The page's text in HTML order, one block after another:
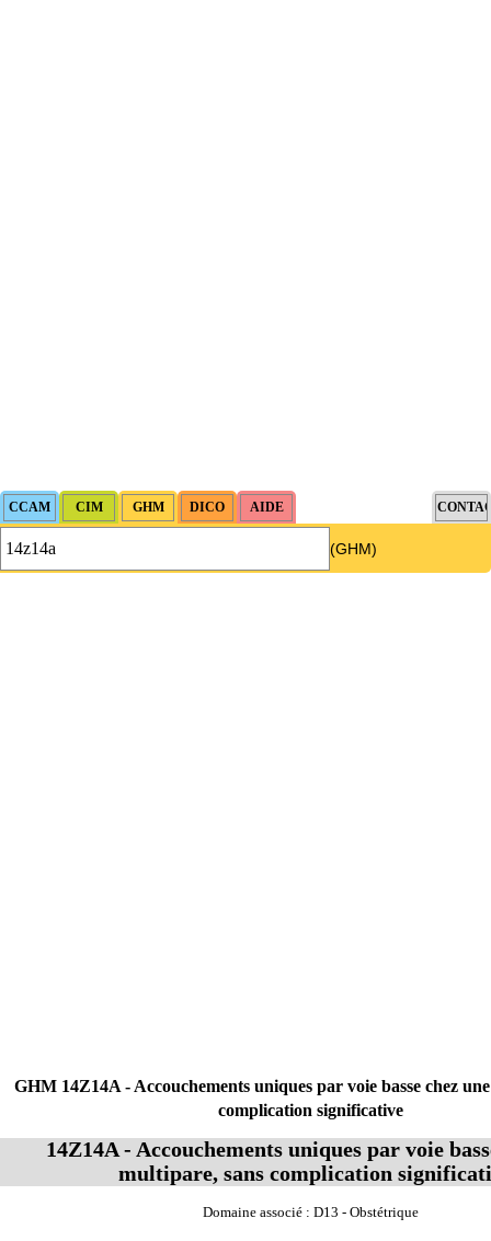
(GHM)
GHM 14Z14A - Accouchements uniques par voie basse chez
complication significative
14Z14A - Accouchements uniques par voie
multipare, sans complication
Domaine associé : D13 - Obstétrique